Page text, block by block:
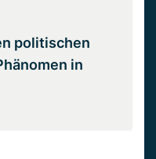
politischen
in